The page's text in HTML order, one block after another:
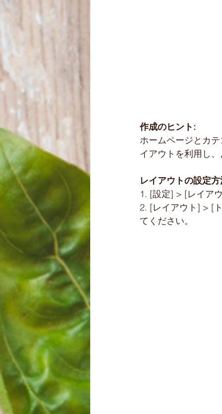
作成のヒント:
ホームページとカ
イアウトを利用し
レイアウトの設定
1. [設定] > [レイア
2. [レイアウト] > [
てください。